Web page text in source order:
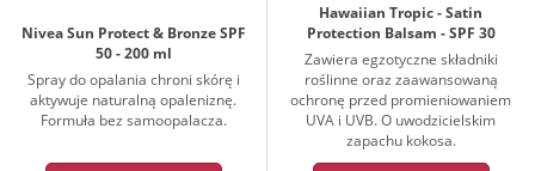
Nivea Sun Protect & Bronze SPF
50 - 200 ml
Spray do opalania chroni skórę i
aktywuje naturalną opaleniznę.
Formuła bez samoopalacza.
Hawaiian Tropic - Satin
Protection Balsam - SPF 30
Zawiera egzotyczne składniki
roślinne oraz zaawansowaną
ochronę przed promieniowaniem
UVA i UVB. O uwodzicielskim
zapachu kokosa.